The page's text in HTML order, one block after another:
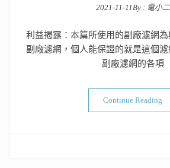
2021-11-11 By : 電小二
利益揭露：本篇所使用的副廠濾網
副廠濾網，個人能保證的就是這個
副廠濾網的各項
Continue Reading